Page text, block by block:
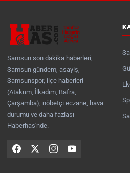
Samsun son dakika haberleri,
Samsun gündem, asayiş,
Samsunspor, ilçe haberleri
(Atakum, İlkadım, Bafra,
Çarşamba), nöbetçi eczane, hava
durumu ve daha fazlası
Haberhas'nde.